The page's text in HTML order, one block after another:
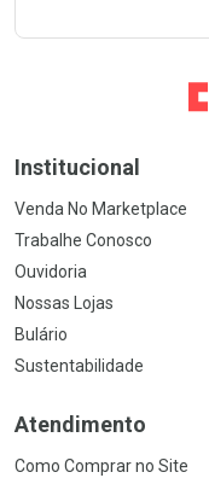
Ir
Institucional
Venda No Marketplace
Trabalhe Conosco
Ouvidoria
Nossas Lojas
Bulário
Sustentabilidade
Atendimento
Como Comprar no Site